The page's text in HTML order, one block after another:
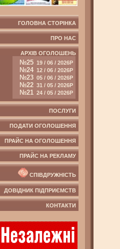
ГОЛОВНА СТОРІНКА
ПРО НАС
АРХІВ ОГОЛОШЕНЬ
№25 19 / 06 / 2026Р
№24 12 / 06 / 2026Р
№23 05 / 06 / 2026Р
№22 31 / 05 / 2026Р
№21 24 / 05 / 2026Р
ПОСЛУГИ
ПОДАТИ ОГОЛОШЕННЯ
ПРАЙС НА ОГОЛОШЕННЯ
ПРАЙС НА РЕКЛАМУ
СПІВДРУЖНІСТЬ
ДОВІДНИК ПІДПРИЄМСТВ
КОНТАКТИ